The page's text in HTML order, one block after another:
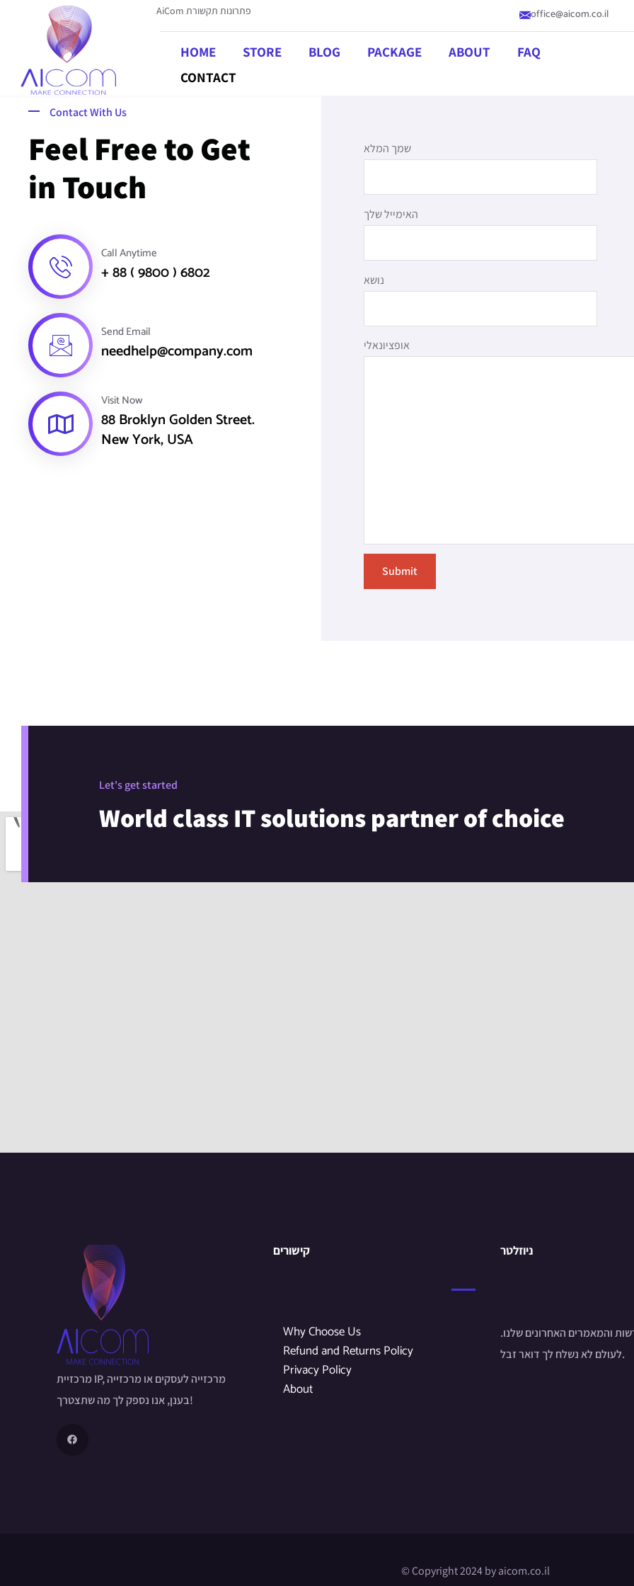
AiCom פתרונות תקשורת office@aicom.co.il
HOME STORE BLOG PACKAGE ABOUT
FAQ
CONTACT
Contact With Us
Feel Free to Get
in Touch
Call Anytime
+ 88 ( 9800 ) 6802
Send Email
needhelp@company.com
Visit Now
88 Broklyn Golden Street.
New York, USA
שמך המלא
האימייל שלך
נושא
אופציונאלי
Let's get started
World class IT solutions partner of choice
מרכזיית IP, מרכזייה לעסקים או מרכזייה
בענן, אנו נספק לך מה שתצטרך!
קישורים
Why Choose Us
Refund and Returns Policy
Privacy Policy
About
ניוזלטר
והמאמרים האחרונים שלנו.
לעולם לא נשלח לך דואר זבל.
© Copyright 2024 by aicom.co.il